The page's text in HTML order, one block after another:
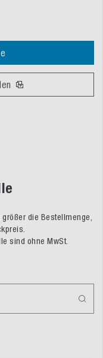
die Bestellmenge,
sind ohne MwSt.